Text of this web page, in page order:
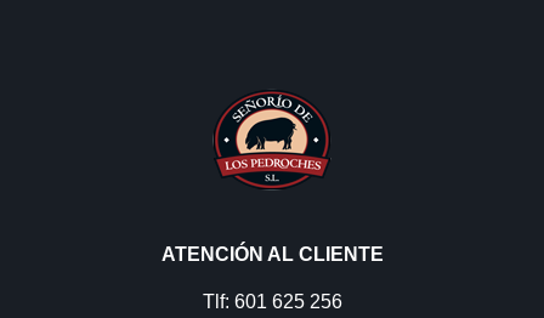
ATENCIÓN AL CLIENTE
Tlf: 601 625 256